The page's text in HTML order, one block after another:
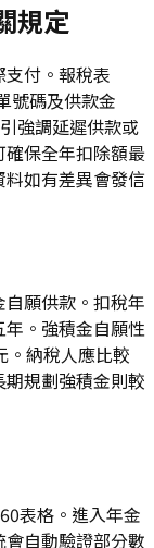
規定
付。報稅表
號碼及供款金
強調延遲供款或
保全年扣除額最
如有差異會發信
願供款。扣稅年
。強積金自願性
。納稅人應比較
規劃強積金則較
表格。進入年金
自動驗證部分數